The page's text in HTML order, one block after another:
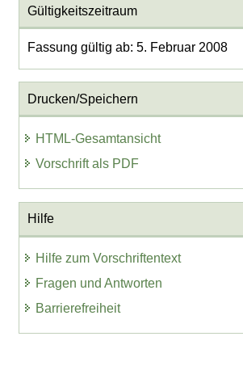
Gültigkeitszeitraum
Fassung gültig ab: 5. Februar 2008
Drucken/Speichern
HTML-Gesamtansicht
Vorschrift als PDF
Hilfe
Hilfe zum Vorschriftentext
Fragen und Antworten
Barrierefreiheit